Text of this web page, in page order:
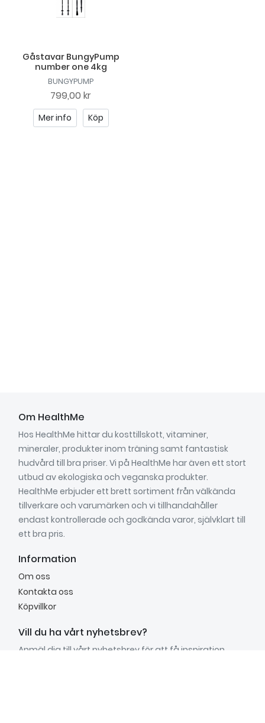
Gåstavar BungyPump
number one 4kg
BUNGYPUMP
799,00 kr
Mer info Köp
Om HealthMe
Hos HealthMe hittar du kosttillskott, vitaminer,
mineraler, produkter inom träning samt fantastisk
hudvård till bra priser. Vi på HealthMe har även ett stort
utbud av ekologiska och veganska produkter.
HealthMe erbjuder ett brett sortiment från välkända
tillverkare och varumärken och vi tillhandahåller
endast kontrollerade och godkända varor, självklart till
ett bra pris.
Information
Om oss
Kontakta oss
Köpvillkor
Vill du ha vårt nyhetsbrev?
Anmäl dig till vårt nyhetsbrev för att få inspiration,